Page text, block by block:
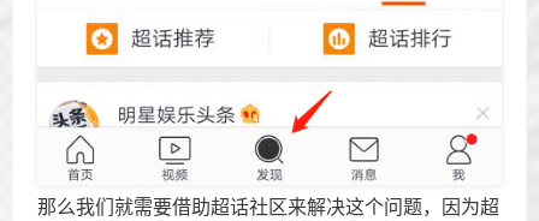
那么我们就需要借助超话社区来解决这个问题，因为超